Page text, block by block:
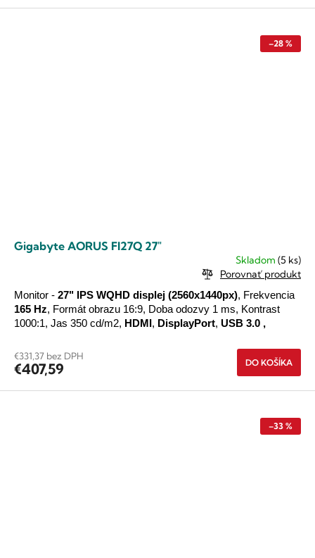
–28 %
Gigabyte AORUS FI27Q 27"
Skladom (5 ks)
Porovnať produkt
€331,37 bez DPH
€407,59 DO KOŠÍKA
Monitor - 27" IPS WQHD displej (2560x1440px), Frekvencia
165 Hz, Formát obrazu 16:9, Doba odozvy 1 ms, Kontrast
1000:1, Jas 350 cd/m2, HDMI , DisplayPort, USB 3.0 ,
–33 %